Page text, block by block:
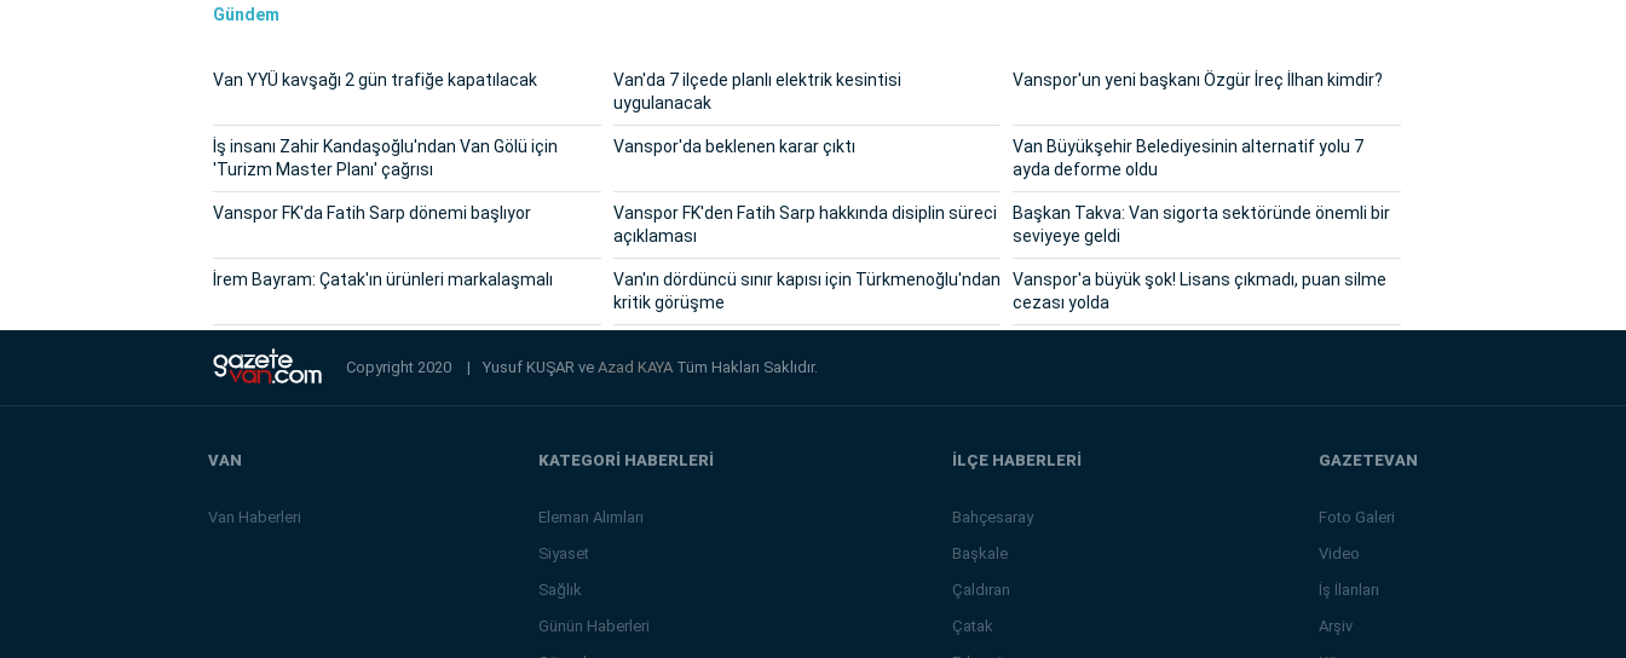
Gündem
Van YYÜ kavşağı 2 gün trafiğe kapatılacak
Van'da 7 ilçede planlı elektrik kesintisi
uygulanacak
Vanspor'un yeni başkanı Özgür İreç İlhan kimdir?
İş insanı Zahir Kandaşoğlu'ndan Van Gölü için
'Turizm Master Planı' çağrısı
Vanspor'da beklenen karar çıktı
Van Büyükşehir Belediyesinin alternatif yolu 7
ayda deforme oldu
Vanspor FK'da Fatih Sarp dönemi başlıyor
Vanspor FK'den Fatih Sarp hakkında disiplin süreci
açıklaması
Başkan Takva: Van sigorta sektöründe önemli bir
seviyeye geldi
İrem Bayram: Çatak'ın ürünleri markalaşmalı
Van'ın dördüncü sınır kapısı için Türkmenoğlu'ndan
kritik görüşme
Vanspor'a büyük şok! Lisans çıkmadı, puan silme
cezası yolda
Copyright 2020 | Yusuf KUŞAR veAzad KAYA Tüm Hakları Saklıdır.
VAN
Van Haberleri
KATEGORİ HABERLERİ
Eleman Alımları
Siyaset
Sağlık
Günün Haberleri
İLÇE HABERLERİ
Bahçesaray
Başkale
Çaldıran
Çatak
GAZETEVAN
Foto Galeri
Video
İş İlanları
Arşiv